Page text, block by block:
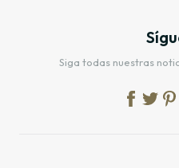
Siga todas nuestras